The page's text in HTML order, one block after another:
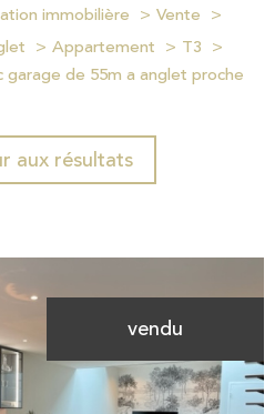
immobilière
Vente
Appartement
T3
de 55m a anglet proche
aux résultats
vendu